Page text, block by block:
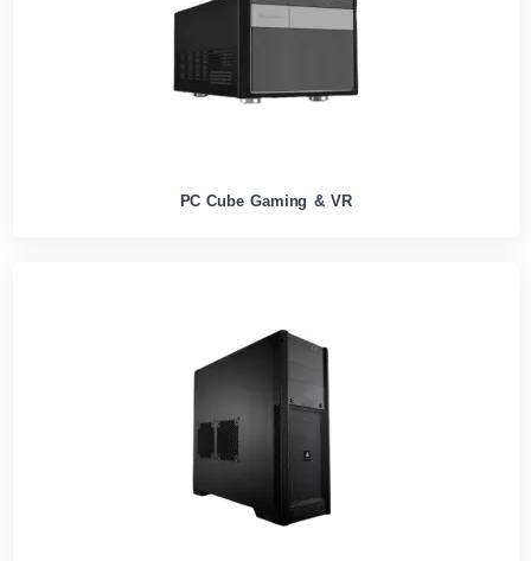
PC Cube Gaming & VR